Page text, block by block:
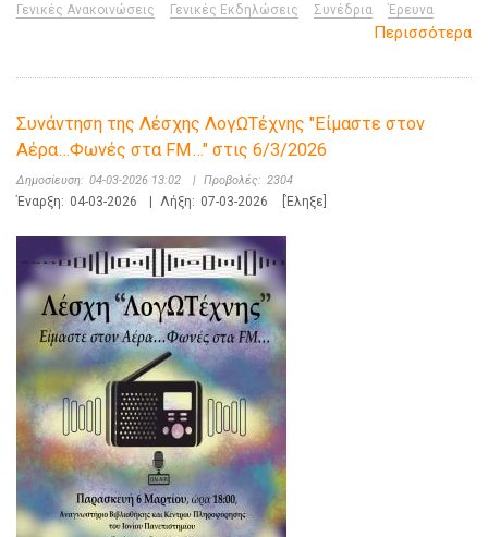
Γενικές Ανακοινώσεις Γενικές Εκδηλώσεις Συνέδρια Έρευνα
Περισσότερα
Συνάντηση της Λέσχης ΛογΩΤέχνης "Είμαστε στον
Αέρα…Φωνές στα FM…" στις 6/3/2026
Δημοσίευση: 04-03-2026 13:02 | Προβολές: 2304
Έναρξη: 04-03-2026 | Λήξη: 07-03-2026 [Έληξε]